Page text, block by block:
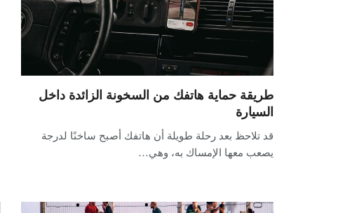
طريقة حماية هاتفك من السخونة الزائدة داخل
السيارة
قد تلاحظ بعد رحلة طويلة أن هاتفك أصبح ساخنًا لدرجة
يصعب معها الإمساك به، وهي…